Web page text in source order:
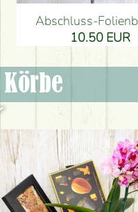
Abschluss-
10.50 EUR